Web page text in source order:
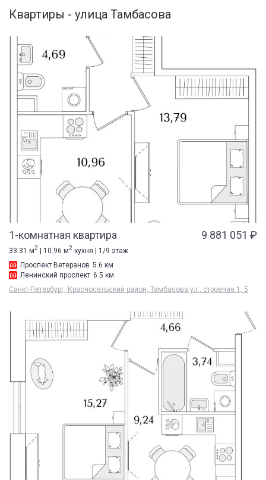
Квартиры - улица Тамбасова
1-комнатная квартира 9 881 051 ₽
33.31 м2 | 10.96 м2 кухня | 1/9 этаж
Проспект Ветеранов 5.6 км
Ленинский проспект 6.5 км
Санкт-Петербург, Красносельский район, Тамбасова ул., строение 1, 5